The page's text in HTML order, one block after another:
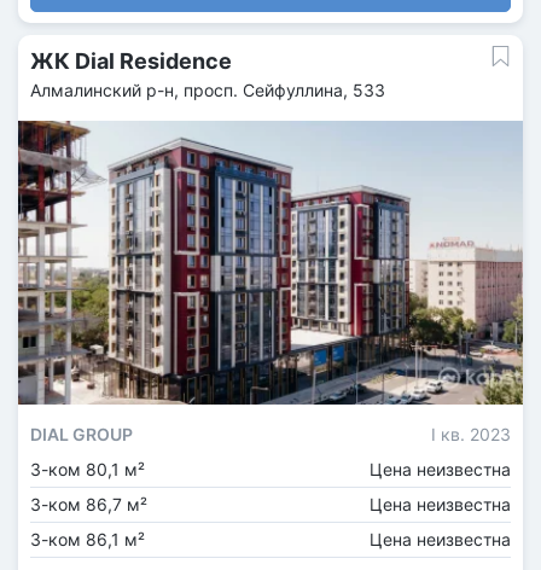
ЖК Dial Residence
Алмалинский р-н, просп. Сейфуллина, 533
DIAL GROUP
I кв. 2023
3-ком 80,1 м²
Цена неизвестна
3-ком 86,7 м²
Цена неизвестна
3-ком 86,1 м²
Цена неизвестна